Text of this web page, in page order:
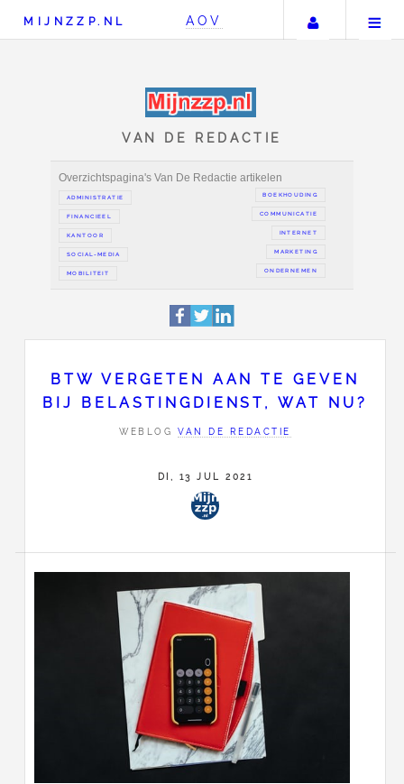
MIJNZZP.NL AOV Uw
VAN DE REDACTIE
Overzichtspagina's Van De Redactie artikelen
ADMINISTRATIE
MOBILITEIT
BTW VERGETEN AAN TE GEVEN
BIJ BELASTINGDIENST, WAT NU?
WEBLOGVAN DE REDACTIE
DI, 13 JUL 2021